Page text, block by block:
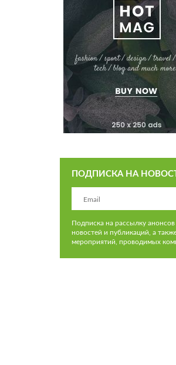
ПОДПИСКА НА
Подписка на рассылку анонсов
новостей и публикаций, а
мероприятий, проводимых